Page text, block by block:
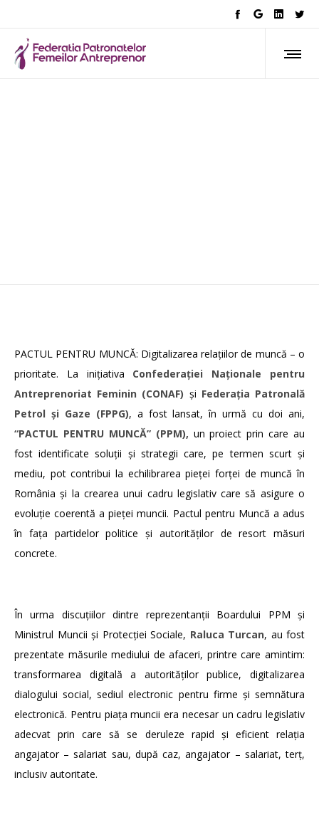
PACTUL PENTRU MUNCĂ: Digitalizarea relațiilor de muncă – o
prioritate. La inițiativa Confederației Naționale pentru
Antreprenoriat Feminin (CONAF) și Federația Patronală
Petrol și Gaze (FPPG), a fost lansat, în urmă cu doi ani,
“PACTUL PENTRU MUNCĂ” (PPM), un proiect prin care au
fost identificate soluții și strategii care, pe termen scurt și
mediu, pot contribui la echilibrarea pieței forței de muncă în
România și la crearea unui cadru legislativ care să asigure o
evoluție coerentă a pieței muncii. Pactul pentru Muncă a adus
în fața partidelor politice și autorităților de resort măsuri
concrete.
În urma discuțiilor dintre reprezentanții Boardului PPM și
Ministrul Muncii și Protecției Sociale, Raluca Turcan, au fost
prezentate măsurile mediului de afaceri, printre care amintim:
transformarea digitală a autorităților publice, digitalizarea
dialogului social, sediul electronic pentru firme și semnătura
electronică. Pentru piața muncii era necesar un cadru legislativ
adecvat prin care să se deruleze rapid și eficient relația
angajator – salariat sau, după caz, angajator – salariat, terț,
inclusiv autoritate.